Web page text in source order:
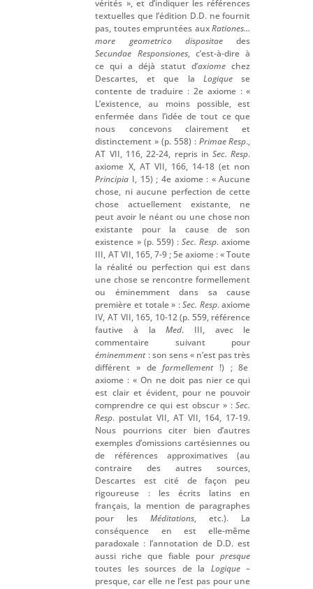
vérités », et d’indiquer les références
textuelles que l’édition D.D. ne fournit
pas, toutes empruntées auxRationes…
more geometrico dispositae des
Secundae Responsiones, c’est-à-dire à
ce qui a déjà statut d’axiome chez
Descartes, et que laLogique se
contente de traduire : 2e axiome : «
L’existence, au moins possible, est
enfermée dans l’idée de tout ce que
nous concevons clairement et
distinctement » (p. 558) : Primae Resp.,
AT VII, 116, 22-24, repris inSec. Resp.
axiome X, AT VII, 166, 14-18 (et non
Principia I, 15) ; 4e axiome : « Aucune
chose, ni aucune perfection de cette
chose actuellement existante, ne
peut avoir le néant ou une chose non
existante pour la cause de son
existence » (p. 559) :Sec. Resp. axiome
III, AT VII, 165, 7-9 ; 5e axiome : « Toute
la réalité ou perfection qui est dans
une chose se rencontre formellement
ou éminemment dans sa cause
première et totale » :Sec. Resp. axiome
IV, AT VII, 165, 10-12 (p. 559, référence
fautive à laMed. III, avec le
commentaire suivant pour
éminemment: son sens « n’est pas très
différent » deformellement!) ; 8e
axiome : « On ne doit pas nier ce qui
est clair et évident, pour ne pouvoir
comprendre ce qui est obscur » :Sec.
Resp. postulat VII, AT VII, 164, 17-19.
Nous pourrions citer bien d’autres
exemples d’omissions cartésiennes ou
de références approximatives (au
contraire des autres sources,
Descartes est cité de façon peu
rigoureuse : les écrits latins en
français, la mention de paragraphes
pour lesMéditations, etc.). La
conséquence en est elle-même
paradoxale : l’annotation de D.D. est
aussi riche que fiable pourpresque
toutes les sources de la Logique–
presque, car elle ne l’est pas pour une